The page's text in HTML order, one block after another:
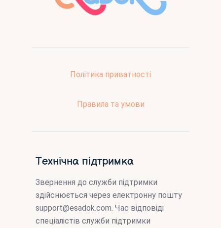
Політика приватності
Правила та умови
Технічна підтримка
Звернення до служби підтримки
здійснюється через електронну пошту
support@esadok.com. Час відповіді
спеціалістів служби підтримки